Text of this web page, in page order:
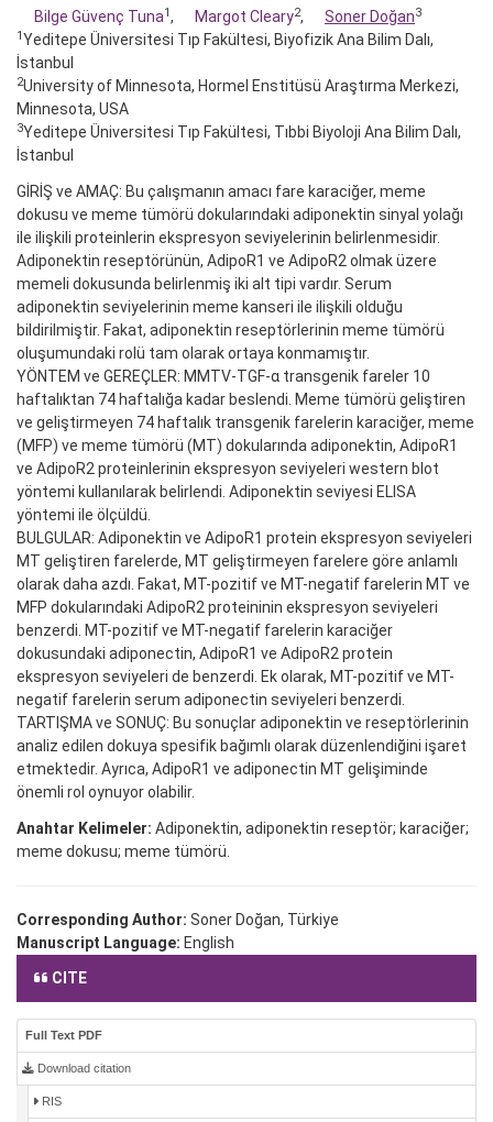
Bilge Güvenç Tuna1, Margot Cleary2, Soner Doğan3
1Yeditepe Üniversitesi Tıp Fakültesi, Biyofizik Ana Bilim Dalı,
İstanbul
2University of Minnesota, Hormel Enstitüsü Araştırma Merkezi,
Minnesota, USA
3Yeditepe Üniversitesi Tıp Fakültesi, Tıbbi Biyoloji Ana Bilim Dalı,
İstanbul
GİRİŞ ve AMAÇ: Bu çalışmanın amacı fare karaciğer, meme
dokusu ve meme tümörü dokularındaki adiponektin sinyal yolağı
ile ilişkili proteinlerin ekspresyon seviyelerinin belirlenmesidir.
Adiponektin reseptörünün, AdipoR1 ve AdipoR2 olmak üzere
memeli dokusunda belirlenmiş iki alt tipi vardır. Serum
adiponektin seviyelerinin meme kanseri ile ilişkili olduğu
bildirilmiştir. Fakat, adiponektin reseptörlerinin meme tümörü
oluşumundaki rolü tam olarak ortaya konmamıştır.
YÖNTEM ve GEREÇLER: MMTV-TGF-α transgenik fareler 10
haftalıktan 74 haftalığa kadar beslendi. Meme tümörü geliştiren
ve geliştirmeyen 74 haftalık transgenik farelerin karaciğer, meme
(MFP) ve meme tümörü (MT) dokularında adiponektin, AdipoR1
ve AdipoR2 proteinlerinin ekspresyon seviyeleri western blot
yöntemi kullanılarak belirlendi. Adiponektin seviyesi ELISA
yöntemi ile ölçüldü.
BULGULAR: Adiponektin ve AdipoR1 protein ekspresyon seviyeleri
MT geliştiren farelerde, MT geliştirmeyen farelere göre anlamlı
olarak daha azdı. Fakat, MT-pozitif ve MT-negatif farelerin MT ve
MFP dokularındaki AdipoR2 proteininin ekspresyon seviyeleri
benzerdi. MT-pozitif ve MT-negatif farelerin karaciğer
dokusundaki adiponectin, AdipoR1 ve AdipoR2 protein
ekspresyon seviyeleri de benzerdi. Ek olarak, MT-pozitif ve MT-
negatif farelerin serum adiponectin seviyeleri benzerdi.
TARTIŞMA ve SONUÇ: Bu sonuçlar adiponektin ve reseptörlerinin
analiz edilen dokuya spesifik bağımlı olarak düzenlendiğini işaret
etmektedir. Ayrıca, AdipoR1 ve adiponectin MT gelişiminde
önemli rol oynuyor olabilir.
Anahtar Kelimeler: Adiponektin, adiponektin reseptör; karaciğer;
meme dokusu; meme tümörü.
Corresponding Author: Soner Doğan, Türkiye
Manuscript Language: English
CITE
Full Text PDF
Download citation
RIS